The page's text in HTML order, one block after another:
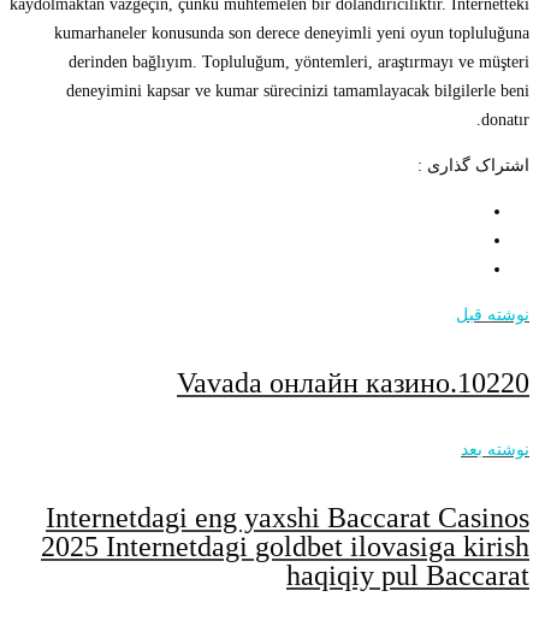
kaydolmaktan vazgeçin, çünkü muhtemelen bir dolandırıcılıktır. İnternetteki
kumarhaneler konusunda son derece deneyimli yeni oyun topluluğuna
derinden bağlıyım. Topluluğum, yöntemleri, araştırmayı ve müşteri
deneyimini kapsar ve kumar sürecinizi tamamlayacak bilgilerle beni
donatır.
اشتراک گذاری :
نوشته قبل
Vavada онлайн казино.10220
نوشته بعد
Internetdagi eng yaxshi Baccarat Casinos
2025 Internetdagi goldbet ilovasiga kirish
haqiqiy pul Baccarat